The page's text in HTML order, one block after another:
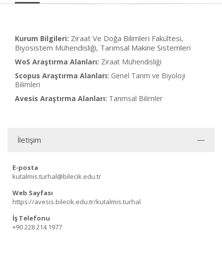
Kurum Bilgileri: Ziraat Ve Doğa Bilimleri Fakültesi,
Biyosistem Mühendisliği, Tarımsal Makine Sistemleri
WoS Araştırma Alanları: Ziraat Mühendisliği
Scopus Araştırma Alanları: Genel Tarım ve Biyoloji
Bilimleri
Avesis Araştırma Alanları: Tarımsal Bilimler
İletişim
E-posta
kutalmis.turhal@bilecik.edu.tr
Web Sayfası
https://avesis.bilecik.edu.tr/kutalmis.turhal
İş Telefonu
+90 228 214 1977